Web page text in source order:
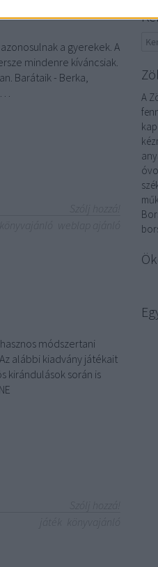
a gyerekek. A
mindenre kíváncsiak.
Barátaik - Berka,
módszertani
alábbi kiadvány játékait
kirándulások során is
A